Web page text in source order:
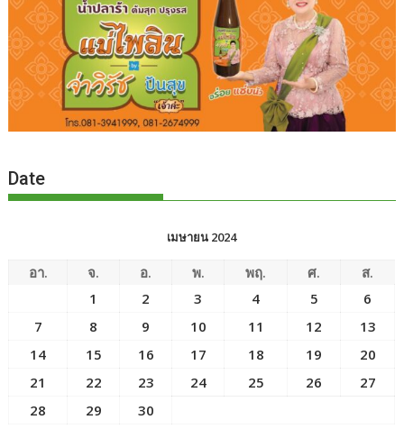
Date
เมษายน 2024
อา. จ. อ. พ. พฤ. ศ.
ส.
1
2 3 4 5
6
7
8 9 10 11 12
13
14
15 16 17 18 19
20
21
22 23 24 25 26
27
28
29 30